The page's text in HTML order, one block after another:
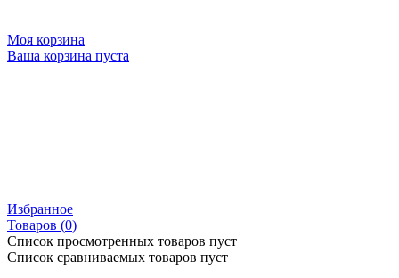
Моя корзина
Ваша корзина пуста
Избранное
Товаров (0)
Список просмотренных товаров пуст
Список сравниваемых товаров пуст